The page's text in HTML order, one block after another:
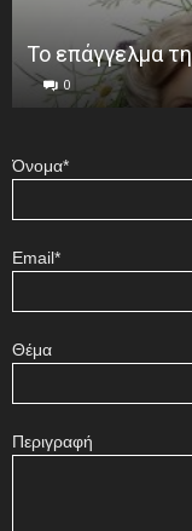
Το επάγγελμα
0
Όνομα*
Email*
Θέμα
Περιγραφή